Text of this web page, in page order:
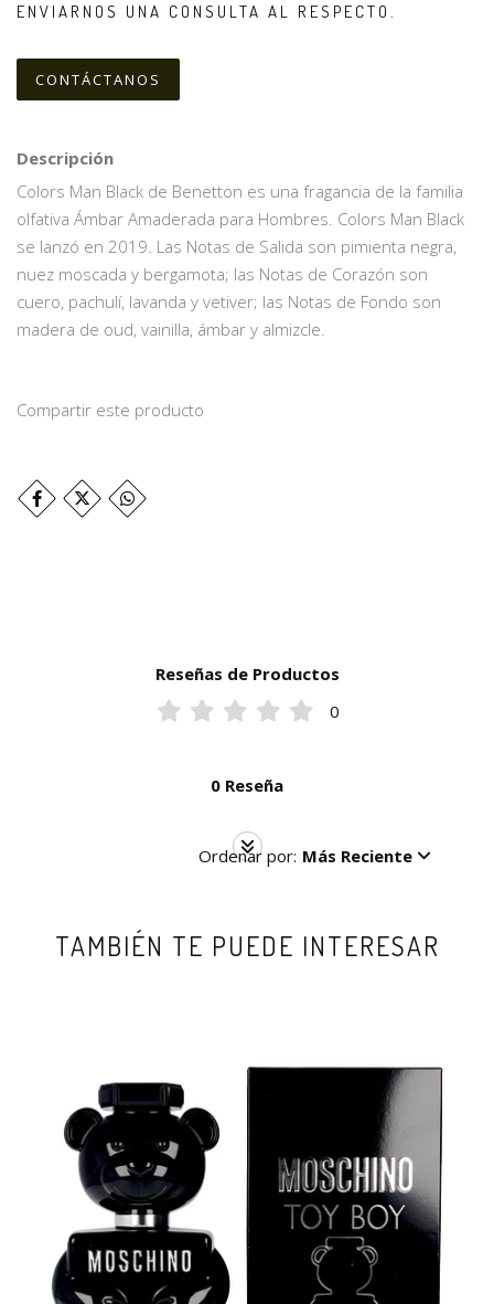
ENVIARNOS UNA CONSULTA AL RESPECTO.
CONTÁCTANOS
Descripción
Colors Man Black de Benetton es una fragancia de la familia
olfativa Ámbar Amaderada para Hombres. Colors Man Black
se lanzó en 2019. Las Notas de Salida son pimienta negra,
nuez moscada y bergamota; las Notas de Corazón son
cuero, pachulí, lavanda y vetiver; las Notas de Fondo son
madera de oud, vainilla, ámbar y almizcle.
Compartir este producto
Reseñas de Productos
0
0 Reseña
Ordenar por: Más Reciente
TAMBIÉN TE PUEDE INTERESAR